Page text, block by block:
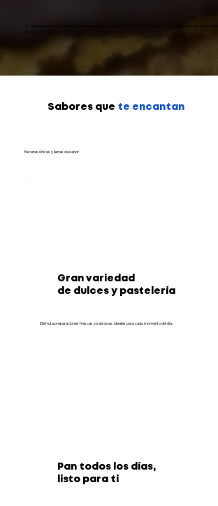
En Supermercados Lily nuestra panadería, pastelería y sección de platos preparados preparan cada día con
Sabores que te encantan
Recetas únicas y llenas de sabor
Gran variedad
de dulces y pastelería
Disfruta preparaciones frescas y sabrosas, ideales para cada momento del día.
Pan todos los días,
listo para ti